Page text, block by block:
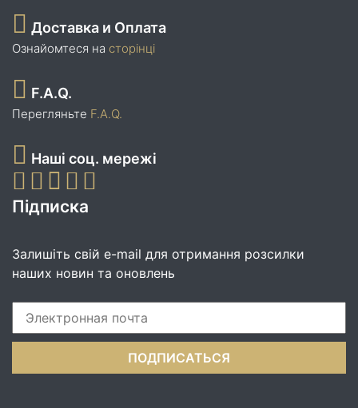
Доставка и Оплата
Ознайомтеся на сторінці
F.A.Q.
Перегляньте F.A.Q.
Наші соц. мережі
Підписка
Залишіть свій e-mail для отримання розсилки
наших новин та оновлень